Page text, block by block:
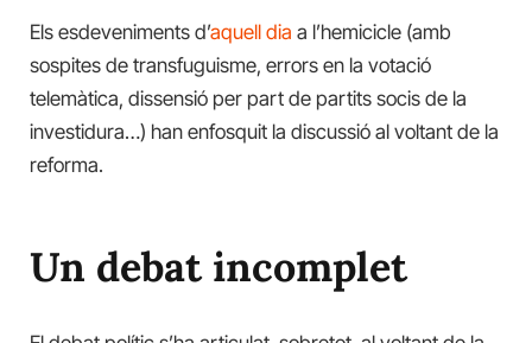
Els esdeveniments d’aquell dia a l’hemicicle (amb
sospites de transfuguisme, errors en la votació
telemàtica, dissensió per part de partits socis de la
investidura…) han enfosquit la discussió al voltant de la
reforma.
Un debat incomplet